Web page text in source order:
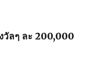
วัลๆ ละ 200,000